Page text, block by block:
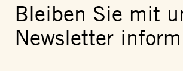
Bleiben Sie mit
Newsletter